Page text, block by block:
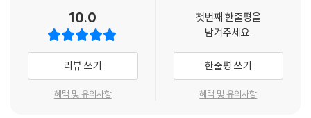
있도록 하였고, 상세한 해설로 혼자서도 학습이 가능하도록 하였으며, 온
라인 모의고사를 무료로 응시할 수 있는 쿠폰을 발급하여 코레일 한국철도
공사 고졸채용 필기시험 문제 유형에 대한 연습과 함께 자신의 실력을 점
검할 수 있도록 하였다.
10.0
리뷰 쓰기
혜택 및 유의사항
첫번째 한줄평을
남겨주세요.
한줄평 쓰기
혜택 및 유의사항